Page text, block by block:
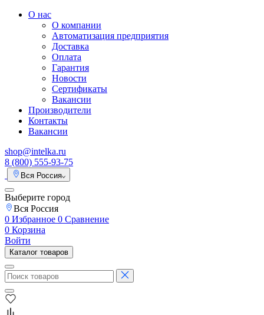
О нас
О компании
Автоматизация предприятия
Доставка
Оплата
Гарантия
Новости
Сертификаты
Вакансии
Производители
Контакты
Вакансии
shop@intelka.ru
8 (800) 555-93-75
Вся Россия
Выберите город
Вся Россия
0 Избранное 0 Сравнение
0 Корзина
Войти
Каталог товаров